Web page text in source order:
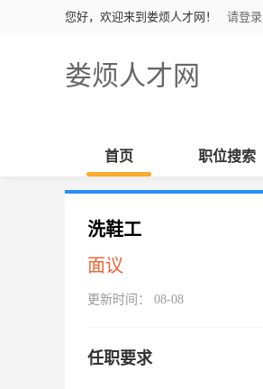
您好，欢迎来到娄烦人才网！ 请登录
娄烦人才网
首页 职位搜索
洗鞋工
面议
更新时间： 08-08
任职要求